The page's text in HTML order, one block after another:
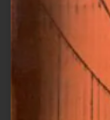
A Reinvenção da
George R. Stewart:
George R. Stewart,
nos apresenta um
humanidade,
o mundo. Essa […]